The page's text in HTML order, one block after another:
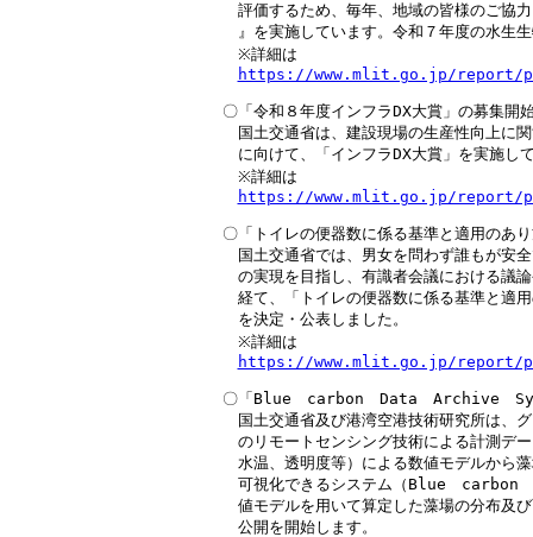
評価するため、毎年、地域の皆様のご協
』を実施しています。令和７年度の水生
※詳細は
https://www.mlit.go.jp/report/
〇「令和８年度インフラDX大賞」の募集開
国土交通省は、建設現場の生産性向上に
に向けて、「インフラDX大賞」を実施し
※詳細は
https://www.mlit.go.jp/report/
〇「トイレの便器数に係る基準と適用のあ
国土交通省では、男女を問わず誰もが安
の実現を目指し、有識者会議における議
経て、「トイレの便器数に係る基準と適
を決定・公表しました。
※詳細は
https://www.mlit.go.jp/report/
〇「Blue　carbon　Data　Archive　
国土交通省及び港湾空港技術研究所は、
のリモートセンシング技術による計測デ
水温、透明度等）による数値モデルから
可視化できるシステム（Blue　carbon
値モデルを用いて算定した藻場の分布及
公開を開始します。